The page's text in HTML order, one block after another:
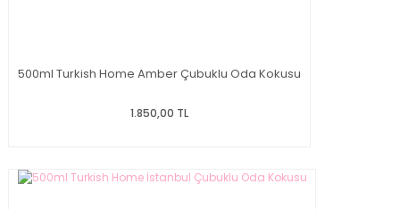
500ml Turkish Home Amber Çubuklu Oda Kokusu
1.850,00 TL